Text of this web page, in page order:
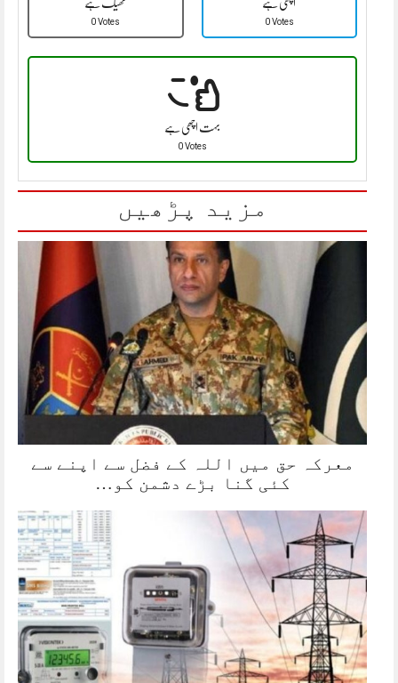
ٹھیک ہے
0 Votes
اچھی ہے
0 Votes
بہت اچھی ہے
0 Votes
مزید پڑھیں
معرکہ حق میں اللہ کے فضل سے اپنے سے
کئی گنا بڑے دشمن کو…